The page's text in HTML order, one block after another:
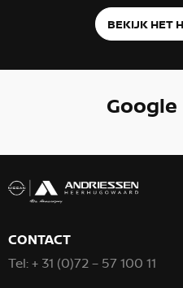
BEKIJK HET
CONTACT
Tel:+ 31 (0)72 – 57 100 11